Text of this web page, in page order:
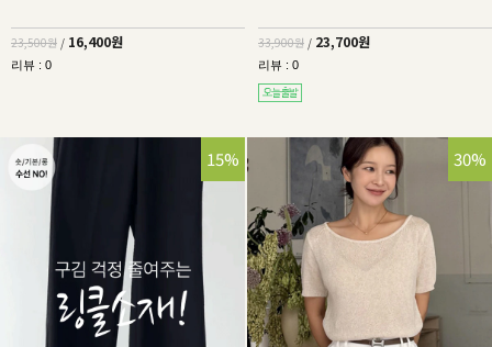
23,500원 / 16,400원
리뷰 : 0
33,900원 / 23,700원
리뷰 : 0
15% 30%